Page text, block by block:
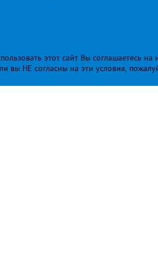
этот сайт Вы соглашаетесь
вы НЕ согласны на эти условия,